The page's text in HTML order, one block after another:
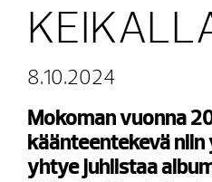
8.10.2024
Mokoman vuonna
käänteentekevä
yhtye juhlistaa